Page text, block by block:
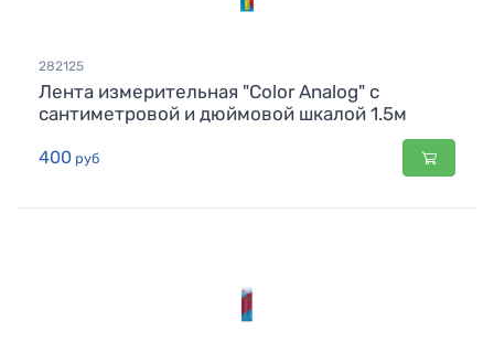
282125
Лента измерительная "Color Analog" с
сантиметровой и дюймовой шкалой 1.5м
400 руб